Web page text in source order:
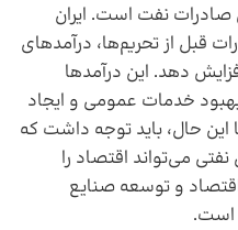
صادرات نفت است. ایران
قبل از تحریم‌ها، درآمدهای
دهد. این درآمدها
خدمات عمومی و ایجاد
این حال، باید توجه داشت که
می‌تواند اقتصاد را
و توسعه صنایع
است.